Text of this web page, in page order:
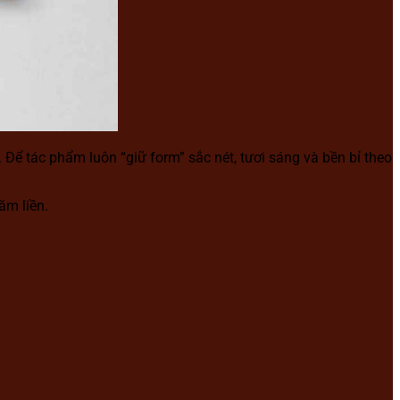
tác phẩm luôn “giữ form” sắc nét, tươi sáng và bền bỉ theo
liền.